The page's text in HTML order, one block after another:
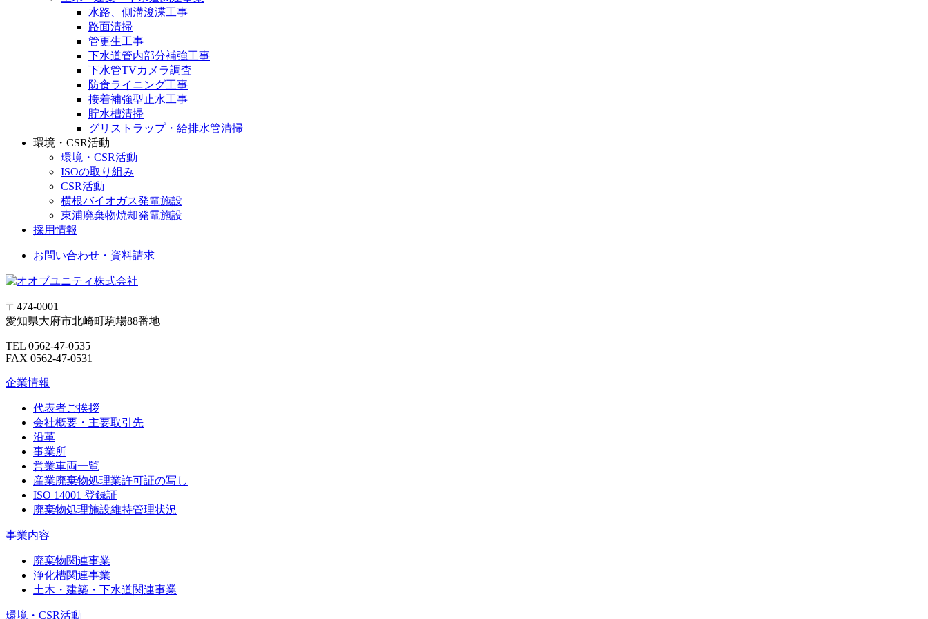
水路、側溝浚渫工事
路面清掃
管更生工事
下水道管内部分補強工事
下水管TVカメラ調査
防食ライニング工事
接着補強型止水工事
貯水槽清掃
グリストラップ・給排水管清掃
環境・CSR活動
環境・CSR活動
ISOの取り組み
CSR活動
横根バイオガス発電施設
東浦廃棄物焼却発電施設
採用情報
お問い合わせ・資料請求
〒474-0001
愛知県大府市北崎町駒場88番地
TEL 0562-47-0535
FAX 0562-47-0531
企業情報
代表者ご挨拶
会社概要・主要取引先
沿革
事業所
営業車両一覧
産業廃棄物処理業許可証の写し
ISO 14001 登録証
廃棄物処理施設維持管理状況
事業内容
廃棄物関連事業
浄化槽関連事業
土木・建築・下水道関連事業
環境・CSR活動